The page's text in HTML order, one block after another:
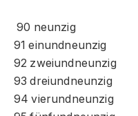
90 neunzig
91 einundneunzig
92 zweiundneunzig
93 dreiundneunzig
94 vierundneunzig